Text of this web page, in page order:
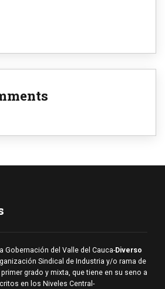
Gobernación del Valle del Cauca-Diverso
Sindical de Industria y/o rama de
grado y mixta, que tiene en su seno a
en los Niveles Central-